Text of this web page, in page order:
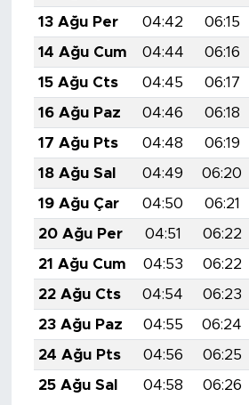
13 Ağu Per
04:42 06:15
14 Ağu Cum
04:44 06:16
15 Ağu Cts
04:45 06:17
16 Ağu Paz
04:46 06:18
17 Ağu Pts
04:48 06:19
18 Ağu Sal
04:49 06:20
19 Ağu Çar
04:50 06:21
20 Ağu Per
04:51 06:22
21 Ağu Cum
04:53 06:22
22 Ağu Cts
04:54 06:23
23 Ağu Paz
04:55 06:24
24 Ağu Pts
04:56 06:25
25 Ağu Sal
04:58 06:26